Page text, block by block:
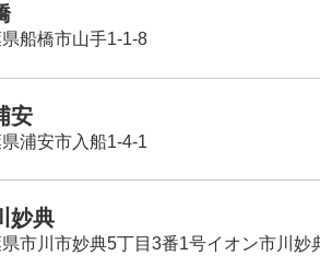
船橋市山手1-1-8
安
浦安市入船1-4-1
妙典
市川市妙典5丁目3番1号イオン市川妙